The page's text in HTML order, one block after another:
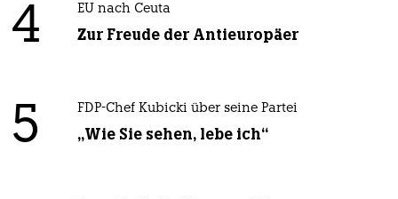
4 EU nach Ceuta
Zur Freude der Antieuropäer
5 FDP-Chef Kubicki über seine Partei
„Wie Sie sehen, lebe ich“